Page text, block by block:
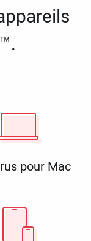
pour Mac